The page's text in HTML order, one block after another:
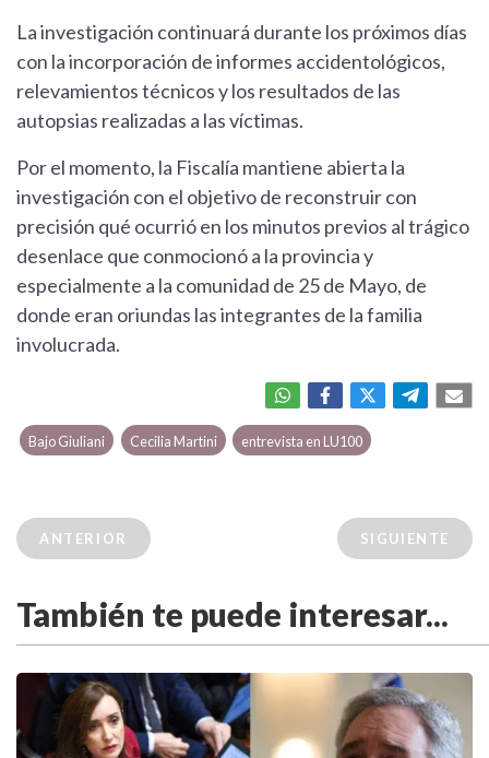
La investigación continuará durante los próximos días
con la incorporación de informes accidentológicos,
relevamientos técnicos y los resultados de las
autopsias realizadas a las víctimas.
Por el momento, la Fiscalía mantiene abierta la
investigación con el objetivo de reconstruir con
precisión qué ocurrió en los minutos previos al trágico
desenlace que conmocionó a la provincia y
especialmente a la comunidad de 25 de Mayo, de
donde eran oriundas las integrantes de la familia
involucrada.
Bajo Giuliani Cecilia Martini entrevista en LU100
ANTERIOR SIGUIENTE
También te puede interesar...